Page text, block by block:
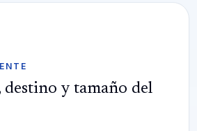
destino y tamaño del